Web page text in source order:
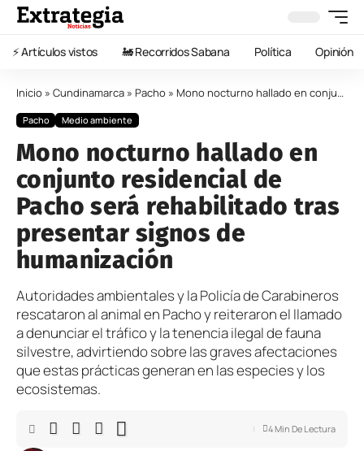
⚡️ Artículos vistos 🚂 Recorridos Sabana Política Opinión
Inicio » Cundinamarca » Pacho » Mono nocturno hallado en conjunto residencial de Pacho será rehabilitado tras presentar signos de humanización
Pacho Medio ambiente
Mono nocturno hallado en
conjunto residencial de
Pacho será rehabilitado tras
presentar signos de
humanización
Autoridades ambientales y la Policía de Carabineros
rescataron al animal en Pacho y reiteraron el llamado
a denunciar el tráfico y la tenencia ilegal de fauna
silvestre, advirtiendo sobre las graves afectaciones
que estas prácticas generan en las especies y los
ecosistemas.
4 Min De Lectura